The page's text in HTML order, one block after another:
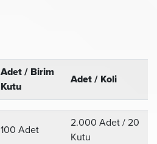
Adet / Birim
Kutu
Adet / Koli
100 Adet
2.000 Adet / 20
Kutu